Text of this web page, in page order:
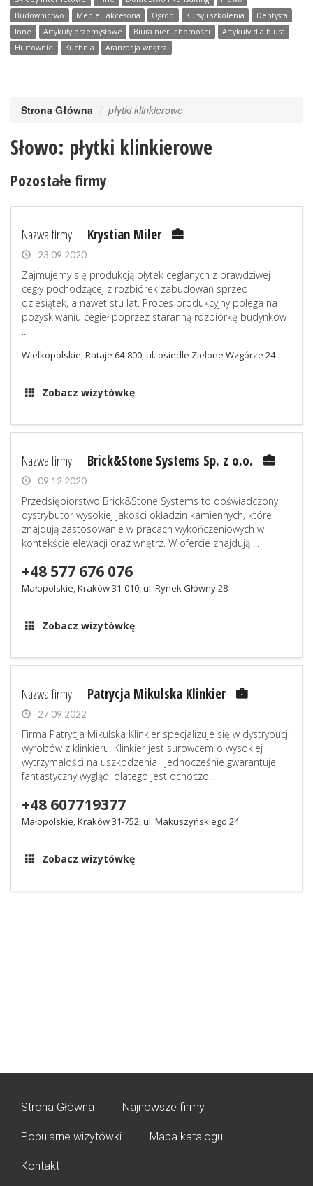
Budownictwo
Meble i akcesoria Ogród Kursy i szkolenia
Dentysta
Inne
Artykuły przemysłowe Biura nieruchomości
Artykuły dla biura
Hurtownie
Kuchnia Aranżacja wnętrz
Strona Główna płytki klinkierowe
Słowo: płytki klinkierowe
Pozostałe firmy
Nazwa firmy: Krystian Miler
23 09 2020
Zajmujemy się produkcją płytek ceglanych z prawdziwej
cegły pochodzącej z rozbiórek zabudowań sprzed
dziesiątek, a nawet stu lat. Proces produkcyjny polega na
pozyskiwaniu cegieł poprzez staranną rozbiórkę budynków
...
Wielkopolskie, Rataje 64-800, ul. osiedle Zielone Wzgórze 24
Zobacz wizytówkę
Nazwa firmy: Brick&Stone Systems Sp. z o.o.
09 12 2020
Przedsiębiorstwo Brick&Stone Systems to doświadczony
dystrybutor wysokiej jakości okładzin kamiennych, które
znajdują zastosowanie w pracach wykończeniowych w
kontekście elewacji oraz wnętrz. W ofercie znajdują ...
+48 577 676 076
Małopolskie, Kraków 31-010, ul. Rynek Główny 28
Zobacz wizytówkę
Nazwa firmy: Patrycja Mikulska Klinkier
27 09 2022
Firma Patrycja Mikulska Klinkier specjalizuje się w dystrybucji
wyrobów z klinkieru. Klinkier jest surowcem o wysokiej
wytrzymałości na uszkodzenia i jednocześnie gwarantuje
fantastyczny wygląd, dlatego jest ochoczo...
+48 607719377
Małopolskie, Kraków 31-752, ul. Makuszyńskiego 24
Zobacz wizytówkę
Strona Główna Najnowsze firmy
Popularne wizytówki Mapa katalogu
Kontakt